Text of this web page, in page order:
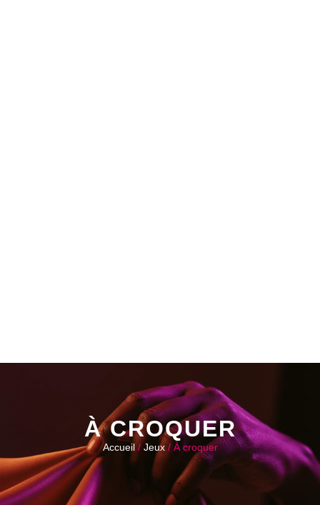
À CROQUER
Accueil/Jeux/ À croquer